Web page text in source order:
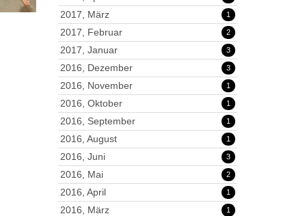
2017, März 1
2017, Februar 2
2017, Januar 3
2016, Dezember 3
2016, November 1
2016, Oktober 1
2016, September 1
2016, August 1
2016, Juni 3
2016, Mai 2
2016, April 1
2016, März 1